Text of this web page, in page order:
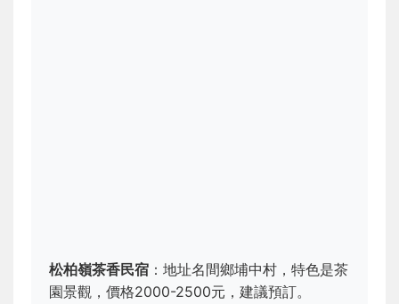
松柏嶺茶香民宿 ：地址名間鄉埔中村，特色是茶
園景觀，價格2000-2500元，建議預訂。